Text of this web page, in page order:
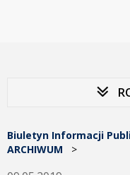
Biuletyn Informacji
ARCHIWUM >